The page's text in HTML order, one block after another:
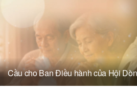
Cầu cho Ban Điều hành của Hội